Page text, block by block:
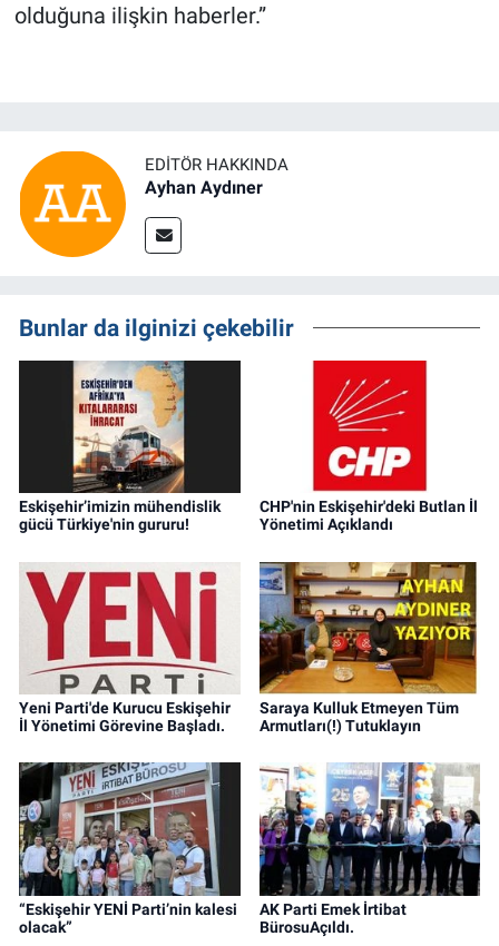
olduğuna ilişkin haberler.”
EDITÖR HAKKINDA
Ayhan Aydıner
Bunlar da ilginizi çekebilir
Eskişehir’imizin mühendislik
gücü Türkiye'nin gururu!
CHP'nin Eskişehir'deki Butlan İl
Yönetimi Açıklandı
Yeni Parti'de Kurucu Eskişehir
İl Yönetimi Görevine Başladı.
Saraya Kulluk Etmeyen Tüm
Armutları(!) Tutuklayın
“Eskişehir YENİ Parti’nin kalesi
olacak”
AK Parti Emek İrtibat
BürosuAçıldı.